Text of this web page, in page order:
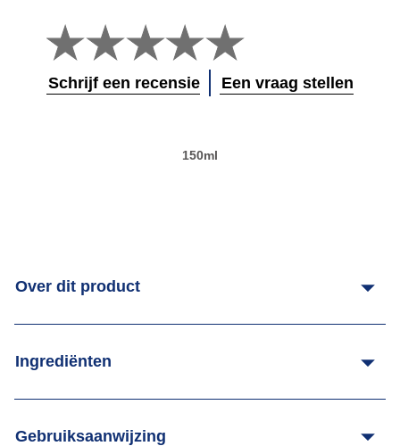
Geen
beoordelingen
ingediend
voor
deze
Schrijf een recensie Een vraag stellen
150ml
Over dit product
Ingrediënten
Gebruiksaanwijzing